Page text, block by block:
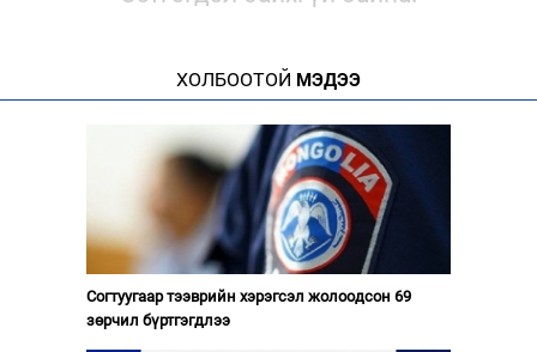
ХОЛБООТОЙ МЭДЭЭ
Согтуугаар тээврийн хэрэгсэл жолоодсон 69
зөрчил бүртгэгдлээ